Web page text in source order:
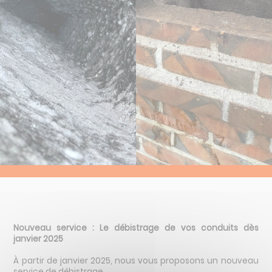
Route de la Charité
Allée Stendhal
18390 St-Germain-du-Puy
02 48 65 23 55
Nouveau service : Le débistrage de vos conduits dès
janvier 2025
À partir de janvier 2025, nous vous proposons un nouveau